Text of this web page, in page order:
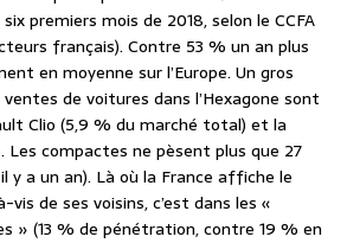
premiers mois de 2018, selon le CCFA
français). Contre 53 % un an plus
en moyenne sur l’Europe. Un gros
de voitures dans l’Hexagone sont
Clio (5,9 % du marché total) et la
Les compactes ne pèsent plus que 27
y a un an). Là où la France affiche le
de ses voisins, c’est dans les «
» (13 % de pénétration, contre 19 % en